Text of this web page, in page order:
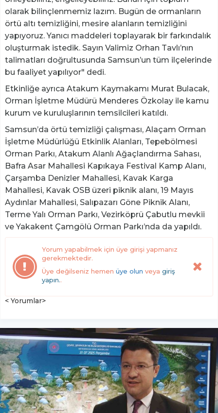
olarak bilinçlenmemiz lazım. Bugün de ormanların
örtü altı temizliğini, mesire alanların temizliğini
yapıyoruz. Yanıcı maddeleri toplayarak bir farkındalık
oluşturmak istedik. Sayın Valimiz Orhan Tavlı’nın
talimatları doğrultusunda Samsun’un tüm ilçelerinde
bu faaliyet yapılıyor" dedi.
Etkinliğe ayrıca Atakum Kaymakamı Murat Bulacak,
Orman İşletme Müdürü Menderes Özkolay ile kamu
kurum ve kuruluşlarının temsilcileri katıldı.
Samsun’da örtü temizliği çalışması, Alaçam Orman
İşletme Müdürlüğü Etkinlik Alanları, Tepebölmesi
Orman Parkı, Atakum Alanlı Ağaçlandırma Sahası,
Bafra Asar Mahallesi Kapıkaya Festival Kamp Alanı,
Çarşamba Denizler Mahallesi, Kavak Karga
Mahallesi, Kavak OSB üzeri piknik alanı, 19 Mayıs
Aydınlar Mahallesi, Salıpazarı Göne Piknik Alanı,
Terme Yalı Orman Parkı, Vezirköprü Çabutlu mevkii
ve Yakakent Çamgölü Orman Parkı’nda da yapıldı.
Yorum yapabilmek için üye girişi yapmanız
gerekmektedir.
Üye değilseniz hemen üye olun veya giriş
yapın..
< Yorumlar>